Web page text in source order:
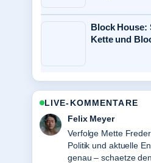
Block House:
Kette und
LIVE-KOMMENTARE
Laura Becker
Hilfreicher Kontext zu
tot: Todesursache
bekannteste.... Bitte